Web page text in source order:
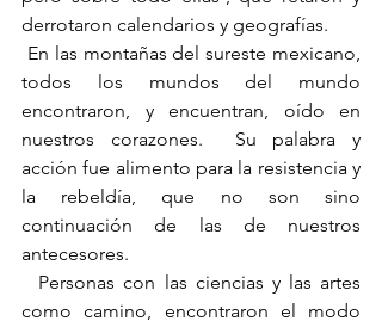
derrotaron calendarios y geografías.
todos los mundos del mundo
encontraron, y encuentran, oído en
nuestros corazones.  Su palabra y
acción fue alimento para la resistencia y
la rebeldía, que no son sino
continuación de las de nuestros
antecesores.
como camino, encontraron el modo